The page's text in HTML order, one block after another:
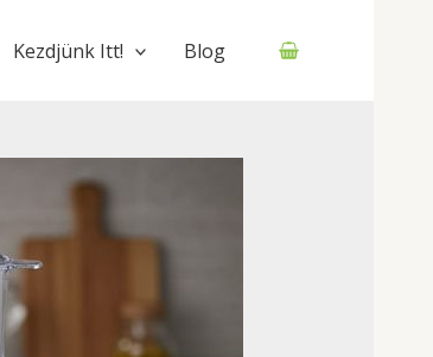
Kezdjünk Itt! Blog